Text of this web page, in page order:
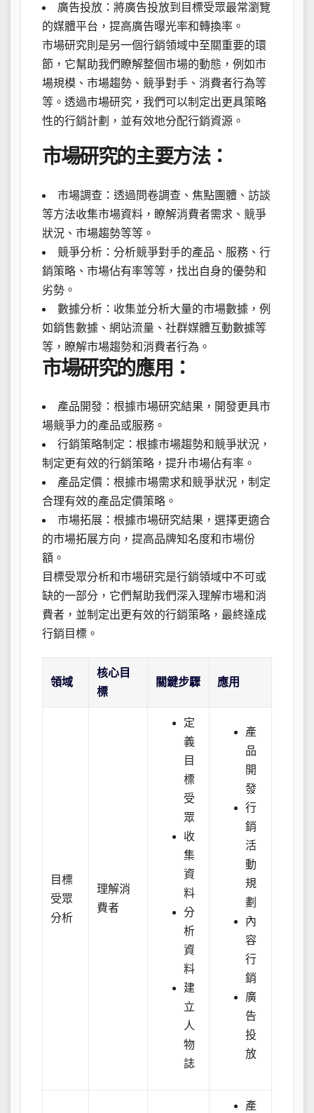
廣告投放：將廣告投放到目標受眾最常瀏覽
的媒體平台，提高廣告曝光率和轉換率。
市場研究則是另一個行銷領域中至關重要的環
節，它幫助我們瞭解整個市場的動態，例如市
場規模、市場趨勢、競爭對手、消費者行為等
等。透過市場研究，我們可以制定出更具策略
性的行銷計劃，並有效地分配行銷資源。
市場研究的主要方法：
市場調查：透過問卷調查、焦點團體、訪談
等方法收集市場資料，瞭解消費者需求、競爭
狀況、市場趨勢等等。
競爭分析：分析競爭對手的產品、服務、行
銷策略、市場佔有率等等，找出自身的優勢和
劣勢。
數據分析：收集並分析大量的市場數據，例
如銷售數據、網站流量、社群媒體互動數據等
等，瞭解市場趨勢和消費者行為。
市場研究的應用：
產品開發：根據市場研究結果，開發更具市
場競爭力的產品或服務。
行銷策略制定：根據市場趨勢和競爭狀況，
制定更有效的行銷策略，提升市場佔有率。
產品定價：根據市場需求和競爭狀況，制定
合理有效的產品定價策略。
市場拓展：根據市場研究結果，選擇更適合
的市場拓展方向，提高品牌知名度和市場份
額。
目標受眾分析和市場研究是行銷領域中不可或
缺的一部分，它們幫助我們深入理解市場和消
費者，並制定出更有效的行銷策略，最終達成
行銷目標。
領域
核心目
標
關鍵步驟 應用
目標
受眾
分析
理解消
費者
定
義
目
標
受
眾
收
集
資
料
分
析
資
料
建
立
人
物
誌
產
品
開
發
行
銷
活
動
規
劃
內
容
行
銷
廣
告
投
放
產